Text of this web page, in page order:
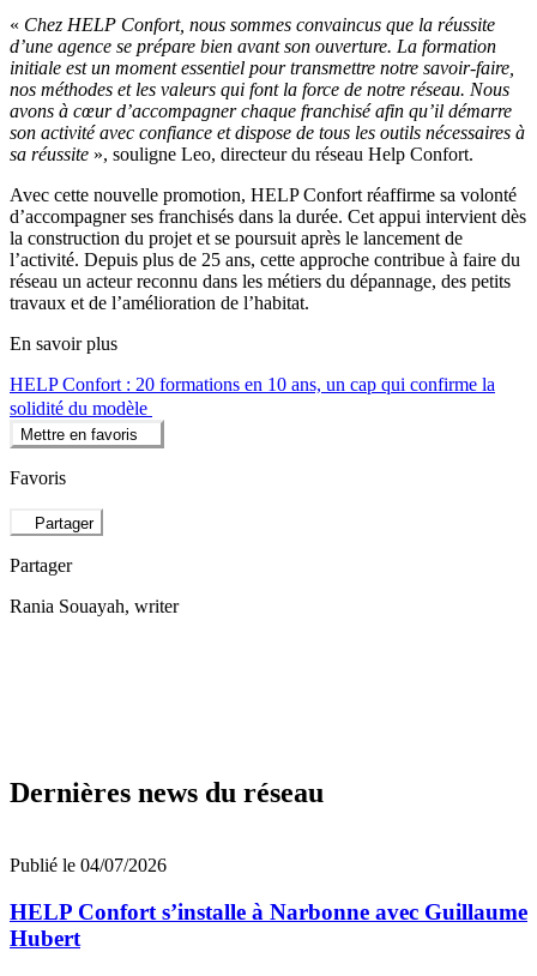
« Chez HELP Confort, nous sommes convaincus que la réussite
d’une agence se prépare bien avant son ouverture. La formation
initiale est un moment essentiel pour transmettre notre savoir-faire,
nos méthodes et les valeurs qui font la force de notre réseau. Nous
avons à cœur d’accompagner chaque franchisé afin qu’il démarre
son activité avec confiance et dispose de tous les outils nécessaires à
sa réussite », souligne Leo, directeur du réseau Help Confort.
Avec cette nouvelle promotion, HELP Confort réaffirme sa volonté
d’accompagner ses franchisés dans la durée. Cet appui intervient dès
la construction du projet et se poursuit après le lancement de
l’activité. Depuis plus de 25 ans, cette approche contribue à faire du
réseau un acteur reconnu dans les métiers du dépannage, des petits
travaux et de l’amélioration de l’habitat.
En savoir plus
HELP Confort : 20 formations en 10 ans, un cap qui confirme la
solidité du modèle
Mettre en favoris
Favoris
Partager
Partager
Rania Souayah, writer
Dernières news du réseau
Publié le 04/07/2026
HELP Confort s’installe à Narbonne avec Guillaume
Hubert